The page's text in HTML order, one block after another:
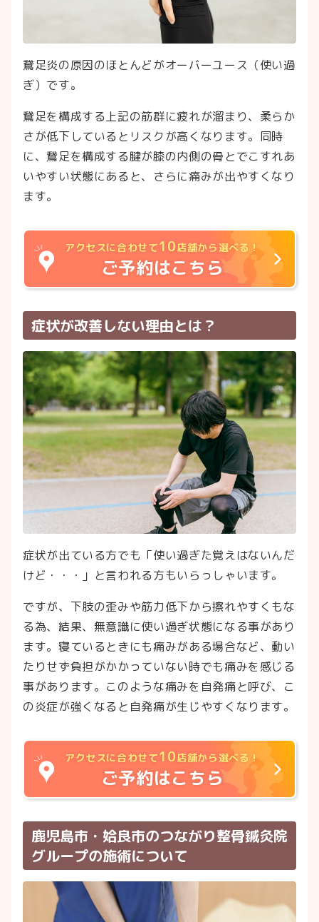
鵞足炎の原因のほとんどがオーバーユース（使い過
ぎ）です。
鵞足を構成する上記の筋群に疲れが溜まり、柔らか
さが低下しているとリスクが高くなります。同時
に、鵞足を構成する腱が膝の内側の骨とでこすれあ
いやすい状態にあると、さらに痛みが出やすくなり
ます。
アクセスに合わせて10店舗から選べる！
ご予約はこちら
症状が改善しない理由とは？
症状が出ている方でも「使い過ぎた覚えはないんだ
けど・・・」と言われる方もいらっしゃいます。
ですが、下肢の歪みや筋力低下から擦れやすくもな
る為、結果、無意識に使い過ぎ状態になる事があり
ます。寝ているときにも痛みがある場合など、動い
たりせず負担がかかっていない時でも痛みを感じる
事があります。このような痛みを自発痛と呼び、こ
の炎症が強くなると自発痛が生じやすくなります。
アクセスに合わせて10店舗から選べる！
ご予約はこちら
鹿児島市・姶良市のつながり整骨鍼灸院
グループの施術について